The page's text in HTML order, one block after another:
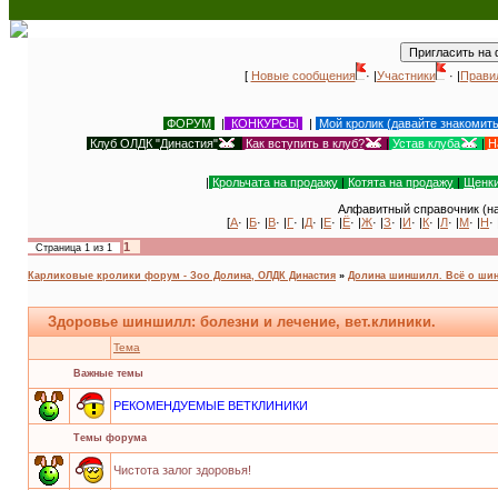
[ Новые сообщения · |Участники · |
ФОРУМ | КОНКУРСЫ | Мой кролик (давайте
Клуб ОЛДК "Династия"
| Как вступить в клуб? | Устав клуба |
| Крольчата на продажу | Котята на продажу |
Алфавитный справочник
[А· |Б· |В· |Г· |Д· |Е· |Ё· |Ж· |З· |И· |К· |Л· |М· |Н·
Страница 1 из 1 1
Карликовые кролики форум - Зоо Долина, ОЛДК Династия » Долина шиншилл. Всё о
Здоровье шиншилл: болезни и лечение, вет.клиники.
Тема
Важные темы
РЕКОМЕНДУЕМЫЕ ВЕТКЛИНИКИ
Темы форума
Чистота залог здоровья!